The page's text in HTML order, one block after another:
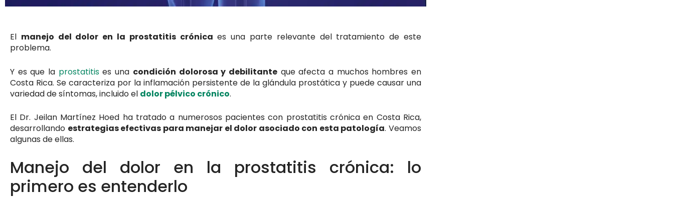
El manejo del dolor en la prostatitis crónica es una parte relevante del tratamiento de este
problema.
Y es que la prostatitises una condición dolorosa y debilitanteque afecta a muchos hombres en
Costa Rica. Se caracteriza por la inflamación persistente de la glándula prostática y puede causar una
variedad de síntomas, incluido el dolor pélvico crónico.
El Dr. Jeilan Martínez Hoed ha tratado a numerosos pacientes con prostatitis crónica en Costa Rica,
desarrollando estrategias efectivas para manejar el dolor asociado con esta patología. Veamos
algunas de ellas.
Manejo del dolor en la prostatitis crónica: lo
primero es entenderlo